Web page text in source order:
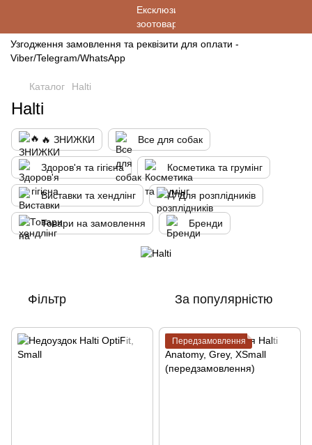
Узгодження замовлення та реквізити для оплати -
Viber/Telegram/WhatsApp
Каталог Halti
Halti
🔥 ЗНИЖКИ Все для собак
Здоров'я та гігієна Косметика та грумінг
Виставки та хендлінг Для розплідників
Товари на замовлення Бренди
Фільтр За популярністю
Передзамовлення